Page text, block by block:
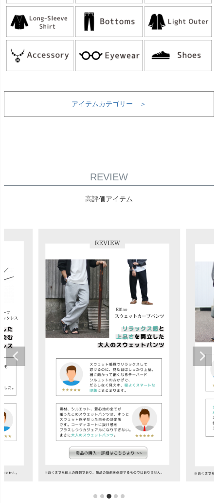
アイテムカテゴリー ＞
REVIEW
高評価アイテム